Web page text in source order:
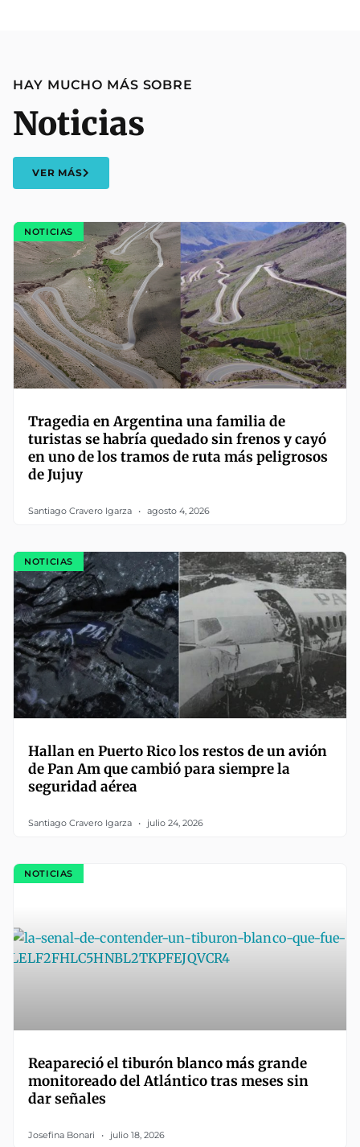
HAY MUCHO MÁS SOBRE
Noticias
VER MÁS
NOTICIAS
Tragedia en Argentina una familia de
turistas se habría quedado sin frenos y cayó
en uno de los tramos de ruta más peligrosos
de Jujuy
Santiago Cravero Igarza agosto 4, 2026
NOTICIAS
Hallan en Puerto Rico los restos de un avión
de Pan Am que cambió para siempre la
seguridad aérea
Santiago Cravero Igarza julio 24, 2026
NOTICIAS
Reapareció el tiburón blanco más grande
monitoreado del Atlántico tras meses sin
dar señales
Josefina Bonari julio 18, 2026